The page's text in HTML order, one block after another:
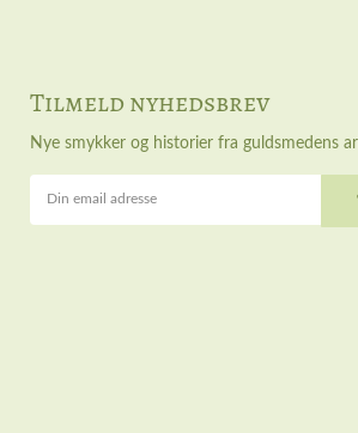
Tilmeld nyhedsbrev
Nye smykker og historier fra guldsmedens
Din email adresse